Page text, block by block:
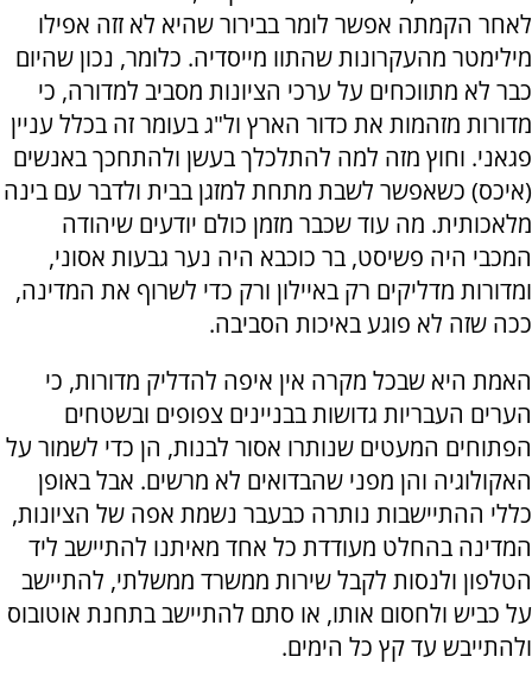
לאחר הקמתה אפשר לומר בבירור שהיא לא זזה אפילו
מילימטר מהעקרונות שהתוו מייסדיה. כלומר, נכון שהיום
כבר לא מתווכחים על ערכי הציונות מסביב למדורה, כי
מדורות מזהמות את כדור הארץ ול"ג בעומר זה בכלל עניין
פגאני. וחוץ מזה למה להתלכלך בעשן ולהתחכך באנשים
(איכס) כשאפשר לשבת מתחת למזגן בבית ולדבר עם בינה
מלאכותית. מה עוד שכבר מזמן כולם יודעים שיהודה
המכבי היה פשיסט, בר כוכבא היה נער גבעות אסוני,
ומדורות מדליקים רק באיילון ורק כדי לשרוף את המדינה,
ככה שזה לא פוגע באיכות הסביבה.
האמת היא שבכל מקרה אין איפה להדליק מדורות, כי
הערים העבריות גדושות בבניינים צפופים ובשטחים
הפתוחים המעטים שנותרו אסור לבנות, הן כדי לשמור על
האקולוגיה והן מפני שהבדואים לא מרשים. אבל באופן
כללי ההתיישבות נותרה כבעבר נשמת אפה של הציונות,
המדינה בהחלט מעודדת כל אחד מאיתנו להתיישב ליד
הטלפון ולנסות לקבל שירות ממשרד ממשלתי, להתיישב
על כביש ולחסום אותו, או סתם להתיישב בתחנת אוטובוס
ולהתייבש עד קץ כל הימים.